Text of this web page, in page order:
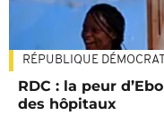
RÉPUBLIQUE
RDC : la peur
des hôpitaux